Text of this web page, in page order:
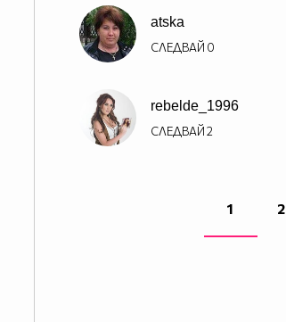
atska
СЛЕДВАЙ 0
rebelde_1996
СЛЕДВАЙ2
1 2